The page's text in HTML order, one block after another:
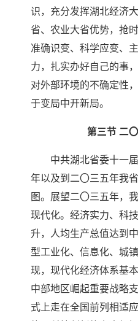
识，充分发挥湖北经济
省、农业大省优势，抢
准确识变、科学应变、
力，扎实办好自己的事
对外部环境的不确定性
于变局中开新局。
第三节 二
中共湖北省委十一
年以及到二〇三五年我
图。展望二〇三五年，
现代化。经济实力、科
升，人均生产总值达到
型工业化、信息化、城
现，现代化经济体系基
中部地区崛起重要战略
式上走在全国前列相适